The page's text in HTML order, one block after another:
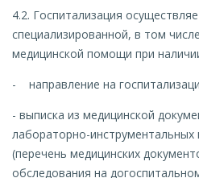
4.2. Госпитализация
специализированной, в том
медицинской помощи при
- направление на
- выписка из медицинской
лабораторно-инструментальных
(перечень медицинских
обследования на